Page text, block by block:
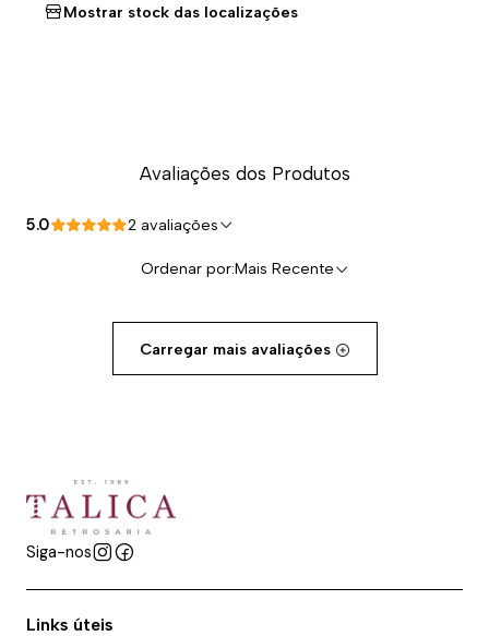
Mostrar stock das localizações
Avaliações dos Produtos
5.0 2 avaliações
Ordenar por:Mais Recente
Carregar mais avaliações
Siga-nos
Links úteis